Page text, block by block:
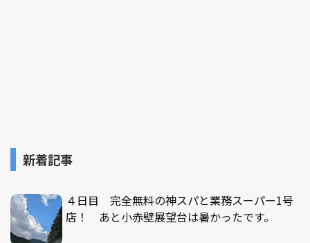
新着記事
４日目 完全無料の神スパと業務スーパー1号
店！ あと小赤壁展望台は暑かったです。